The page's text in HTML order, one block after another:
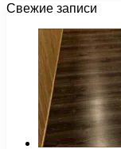
Свежие записи